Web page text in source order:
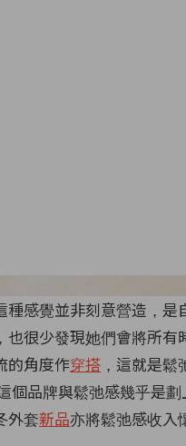
感覺並非刻意營造，是
，也很少發現她們會將所有
的角度作穿搭 ，這就是
個品牌與鬆弛感幾乎是
外套新品亦將鬆弛感收入